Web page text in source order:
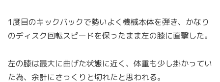
1度目のキックバックで勢いよく機械本体を弾き、かなり
のディスク回転スピードを保ったまま左の膝に直撃した。
左の膝は最大に曲げた状態に近く、体重も少し掛かってい
た為、余計にさっくりと切れたと思われる。